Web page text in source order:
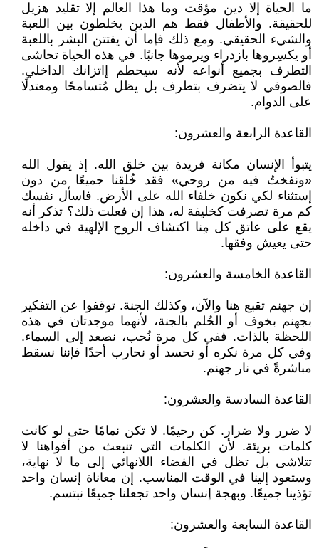
ما الحياة إلا دين مؤقت وما هذا العالم إلا تقليد هزيل
للحقيقة. والأطفال فقط هم الذين يخلطون بين اللعبة
والشيء الحقيقي. ومع ذلك فإما أن يفتتن البشر باللعبة
أو يكسِروها بازدراء ويرموها جانبًا. في هذه الحياة تحاشى
التطرف بجميع أنواعه لأنه سيحطم إاتزانك الداخلي.
فالصوفي لا يتصَرف بتطرف بل يظل مُتسامحًا ومعتدلًا
على الدوام.
القاعدة الرابعة والعشرون:
يتبوأ الإنسان مكانة فريدة بين خلق الله. إذ يقول الله
«ونفختُ فيه من روحي» فقد خُلقنا جميعًا من دون
إستثناء لكي نكون خلفاء الله على الأرض. فاسأل نفسك
كم مرة تصرفت كخليفة له، هذا إن فعلت ذلك؟ تذكر أنه
يقع على عاتق كل مِنا اكتشاف الروح الإلهية في داخله
حتى يعيش وفقها.
القاعدة الخامسة والعشرون:
إن جهنم تقبع هنا والآن، وكذلك الجنة. توقفوا عن التفكير
بجهنم بخوف أو الحُلم بالجنة، لأنهما موجدتان في هذه
اللحظة بالذات. ففي كل مرة نُحب، نصعد إلى السماء.
وفي كل مرة نكره أو نحسد أو نحارب أحدًا فإننا نسقط
مباشرةً في نار جهنم.
القاعدة السادسة والعشرون:
لا ضرر ولا ضرار. كن رحيمًا. لا تكن نمامًا حتى لو كانت
كلمات بريئة. لأن الكلمات التي تنبعث من أفواهنا لا
تتلاشى بل تظل في الفضاء اللانهائي إلى ما لا نهاية،
وستعود إلينا في الوقت المناسب. إن معاناة إنسان واحد
تؤذينا جميعًا. وبهجة إنسان واحد تجعلنا جميعًا نبتسم.
القاعدة السابعة والعشرون: